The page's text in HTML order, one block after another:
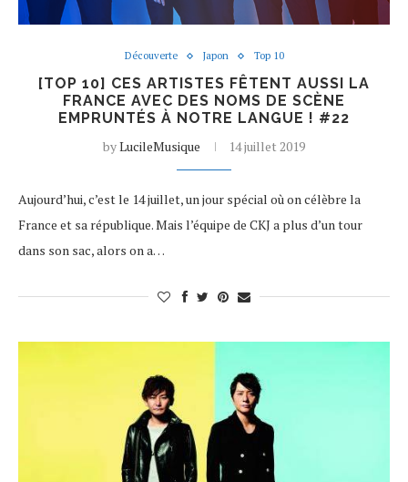
Découverte Japon Top 10
[TOP 10] CES ARTISTES FÊTENT AUSSI LA
FRANCE AVEC DES NOMS DE SCÈNE
EMPRUNTÉS À NOTRE LANGUE ! #22
byLucileMusique 14 juillet 2019
Aujourd’hui, c’est le 14 juillet, un jour spécial où on célèbre la
France et sa république. Mais l’équipe de CKJ a plus d’un tour
dans son sac, alors on a…